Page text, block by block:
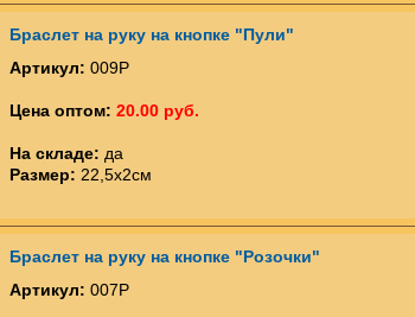
Браслет на руку на кнопке "Пули"
Артикул: 009Р
Цена оптом: 20.00 руб.
На складе: да
Размер: 22,5х2см
Браслет на руку на кнопке "Розочки"
Артикул: 007Р